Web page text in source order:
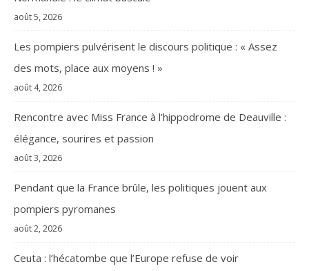
août 5, 2026
Les pompiers pulvérisent le discours politique : « Assez
des mots, place aux moyens ! »
août 4, 2026
Rencontre avec Miss France à l’hippodrome de Deauville :
élégance, sourires et passion
août 3, 2026
Pendant que la France brûle, les politiques jouent aux
pompiers pyromanes
août 2, 2026
Ceuta : l’hécatombe que l’Europe refuse de voir